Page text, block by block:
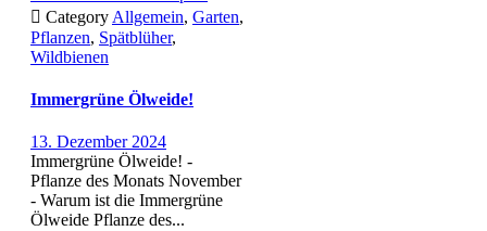
 Category Allgemein, Garten,
Pflanzen, Spätblüher,
Wildbienen
Immergrüne Ölweide!
13. Dezember 2024
Immergrüne Ölweide! -
Pflanze des Monats November
- Warum ist die Immergrüne
Ölweide Pflanze des...